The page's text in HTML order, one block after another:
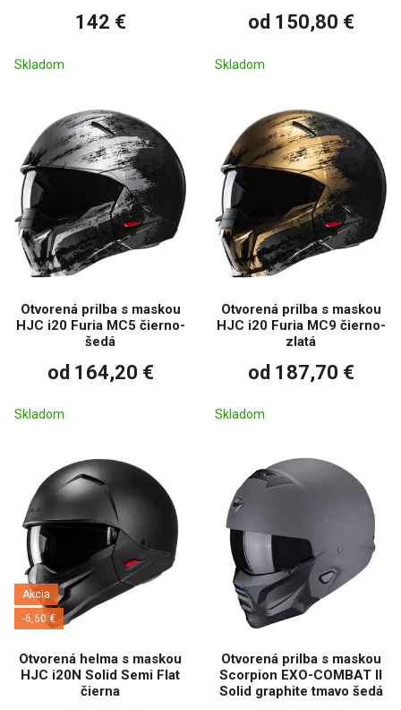
142 €
Skladom
od 150,80 €
Skladom
Otvorená prilba s maskou
HJC i20 Furia MC5 čierno-
šedá
od 164,20 €
Skladom
Otvorená prilba s maskou
HJC i20 Furia MC9 čierno-
zlatá
od 187,70 €
Skladom
Akcia
-6,60 €
Otvorená helma s maskou
HJC i20N Solid Semi Flat
čierna
Otvorená prilba s maskou
Scorpion EXO-COMBAT II
Solid graphite tmavo šedá